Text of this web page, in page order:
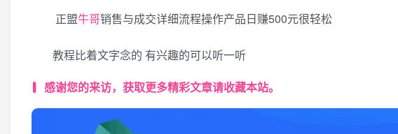
正盟牛哥销售与成交详细流程操作产品日赚500元很轻松
教程比着文字念的 有兴趣的可以听一听
感谢您的来访，获取更多精彩文章请收藏本站。